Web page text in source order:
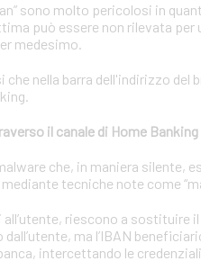
sono molto pericolosi in
può essere non rilevata
medesimo.
che nella barra dell'indirizzo
il canale di Home Banking
che, in maniera silente,
tecniche note come
all’utente, riescono a
ma l’IBAN
intercettando le